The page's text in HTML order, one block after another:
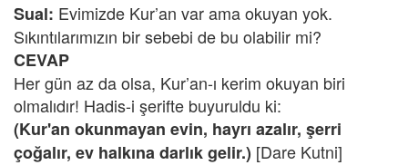
Sual: Evimizde Kur’an var ama okuyan yok.
Sıkıntılarımızın bir sebebi de bu olabilir mi?
CEVAP
Her gün az da olsa, Kur’an-ı kerim okuyan biri
olmalıdır! Hadis-i şerifte buyuruldu ki:
(Kur'an okunmayan evin, hayrı azalır, şerri
çoğalır, ev halkına darlık gelir.) [Dare Kutni]